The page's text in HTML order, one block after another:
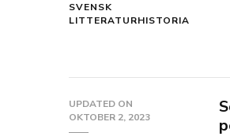
SVENSK
LITTERATURHISTORIA
UPDATED ON
OKTOBER 2, 2023